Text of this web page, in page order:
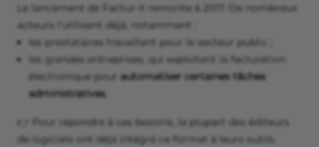
Le lancement de Factur-X remonte à 2017. De nombreux
acteurs l'utilisent déjà, notamment :
les prestataires travaillant pour le secteur public ;
les grandes entreprises, qui exploitent la facturation
électronique pour automatiser certaines tâches
administratives.
👉 Pour répondre à ces besoins, la plupart des éditeurs
de logiciels ont déjà intégré ce format à leurs outils.